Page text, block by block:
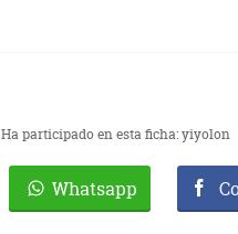
Ha participado en esta ficha:yiyolon
Whatsapp